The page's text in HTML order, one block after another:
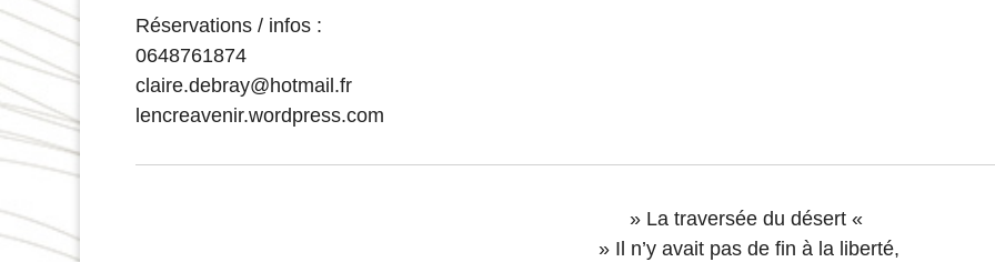
Réservations / infos :
0648761874
claire.debray@hotmail.fr
lencreavenir.wordpress.com
» La traversée du désert «
» Il n’y avait pas de fin à la liberté,